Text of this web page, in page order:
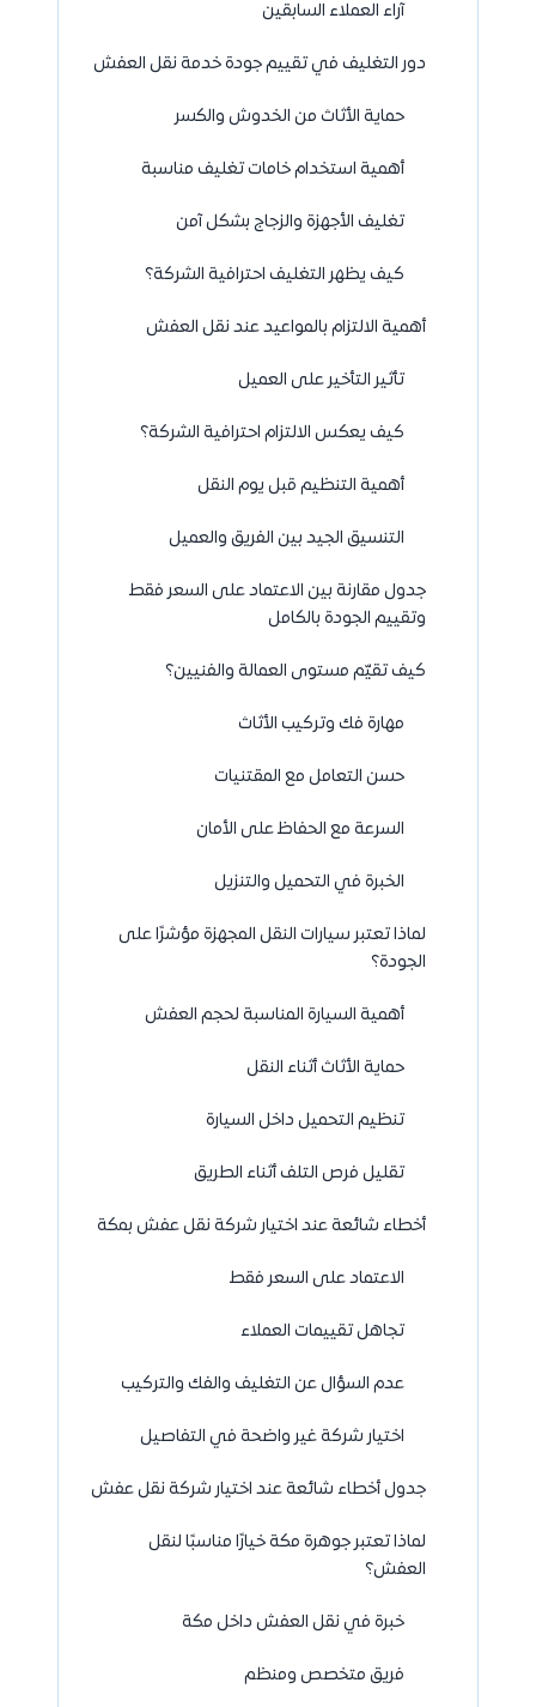
آراء العملاء السابقين
دور التغليف في تقييم جودة خدمة نقل العفش
حماية الأثاث من الخدوش والكسر
أهمية استخدام خامات تغليف مناسبة
تغليف الأجهزة والزجاج بشكل آمن
كيف يظهر التغليف احترافية الشركة؟
أهمية الالتزام بالمواعيد عند نقل العفش
تأثير التأخير على العميل
كيف يعكس الالتزام احترافية الشركة؟
أهمية التنظيم قبل يوم النقل
التنسيق الجيد بين الفريق والعميل
جدول مقارنة بين الاعتماد على السعر فقط
وتقييم الجودة بالكامل
كيف تقيّم مستوى العمالة والفنيين؟
مهارة فك وتركيب الأثاث
حسن التعامل مع المقتنيات
السرعة مع الحفاظ على الأمان
الخبرة في التحميل والتنزيل
لماذا تعتبر سيارات النقل المجهزة مؤشرًا على
الجودة؟
أهمية السيارة المناسبة لحجم العفش
حماية الأثاث أثناء النقل
تنظيم التحميل داخل السيارة
تقليل فرص التلف أثناء الطريق
أخطاء شائعة عند اختيار شركة نقل عفش بمكة
الاعتماد على السعر فقط
تجاهل تقييمات العملاء
عدم السؤال عن التغليف والفك والتركيب
اختيار شركة غير واضحة في التفاصيل
جدول أخطاء شائعة عند اختيار شركة نقل عفش
لماذا تعتبر جوهرة مكة خيارًا مناسبًا لنقل
العفش؟
خبرة في نقل العفش داخل مكة
فريق متخصص ومنظم